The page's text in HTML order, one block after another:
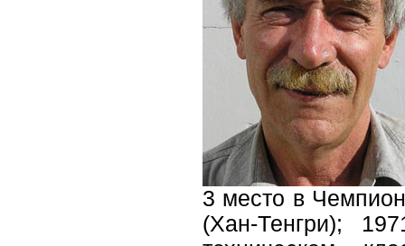
3 место в
(Хан-Тенгри);